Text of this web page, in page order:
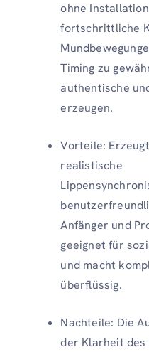
ohne
fortschrittliche
Timing zu
authentische
erzeugen.
Vorteile:
realistische
Anfänger und
geeignet für
und macht
überflüssig.
Nachteile: Die
der Klarheit des